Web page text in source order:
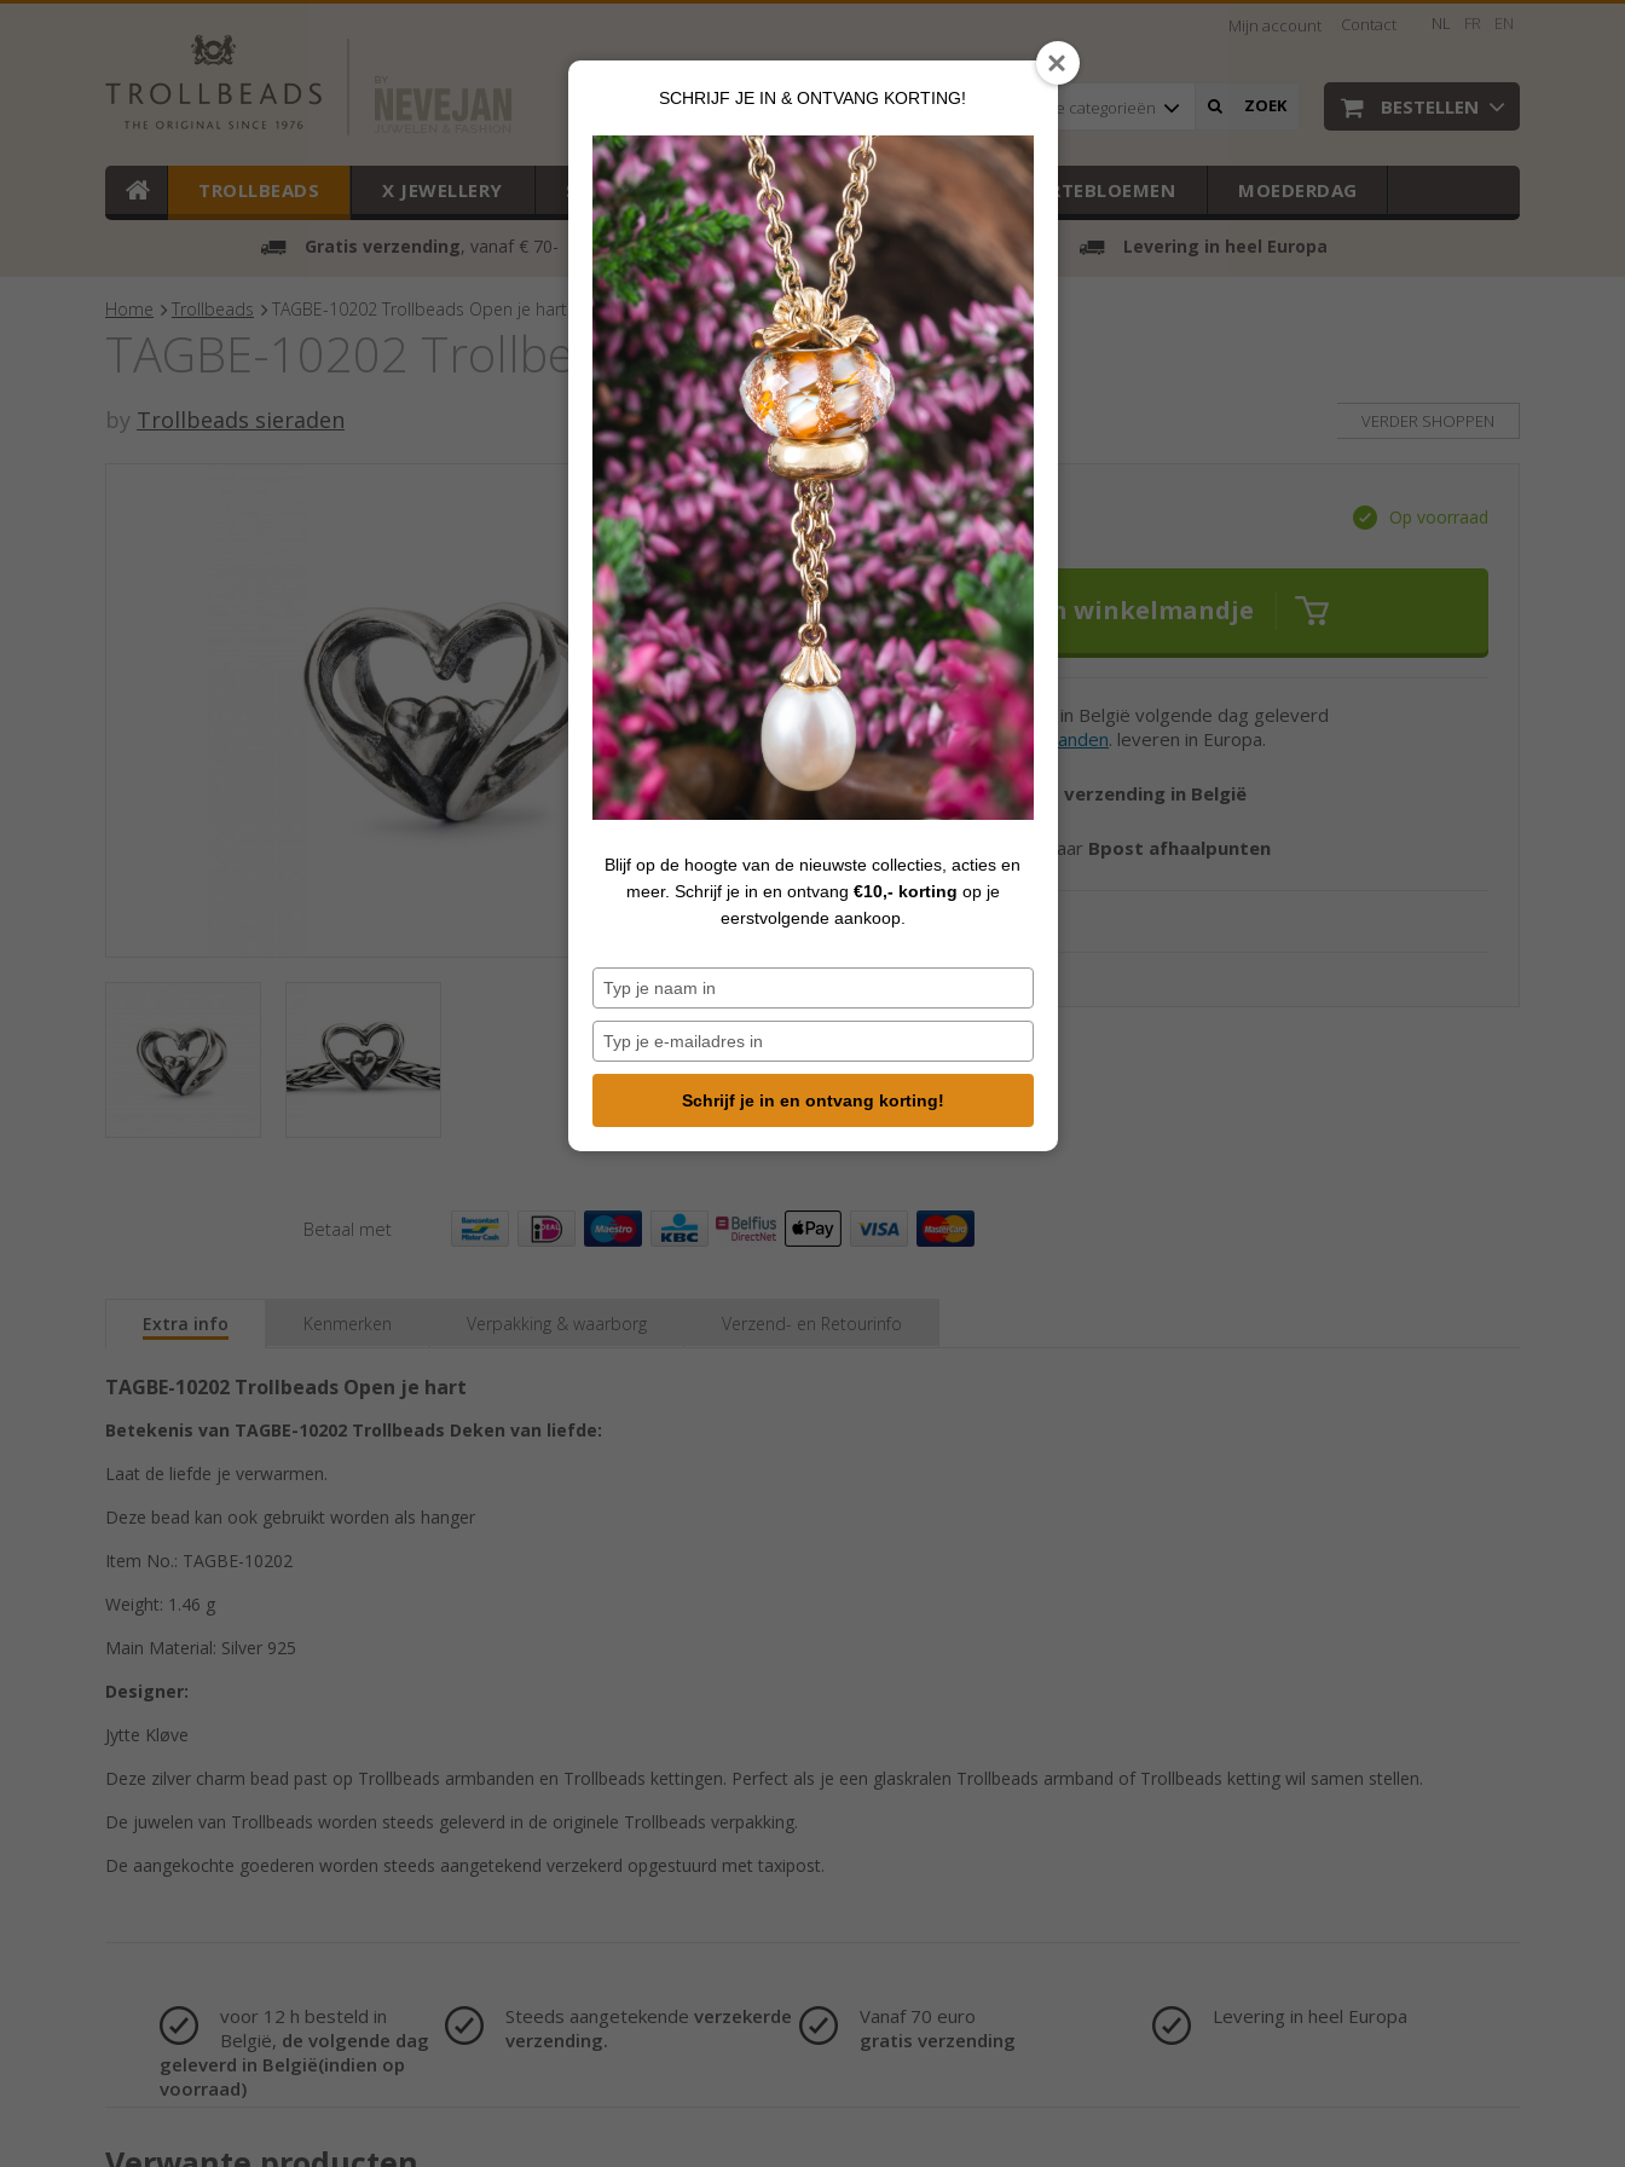
SCHRIJF JE IN & ONTVANG KORTING!
Blijf op de hoogte van de nieuwste collecties, acties en
meer. Schrijf je in en ontvang €10,- korting op je
eerstvolgende aankoop.
je
in
je
mailadres
Schrijf je in en ontvang korting!
Mijn account Contact NL FR EN
Alle categorieën ZOEK BESTELLEN
TROLLBEADS X JEWELLERY SALE NIEUW CADEAUBON GEBOORTEBLOEMEN MOEDERDAG
Gratis verzending, vanaf € 70- voor 12 u besteldklik hier* Levering in heel Europa
Home Trollbeads TAGBE-10202 Trollbeads Open je hart
TAGBE-10202 Trollbeads Open je hart
by Trollbeads sieraden VERDER SHOPPEN
€39,00 Op voorraad
Voor 12h besteld in België volgende dag geleverd
Levertijd andere landen. leveren in Europa.
Vanaf €70, gratis verzending in België
Ook verzending naar Bpost afhaalpunten
Betaal met
Extra info Kenmerken Verpakking & waarborg Verzend- en Retourinfo
TAGBE-10202 Trollbeads Open je hart
Betekenis van TAGBE-10202 Trollbeads Deken van liefde:
Laat de liefde je verwarmen.
Deze bead kan ook gebruikt worden als hanger
Item No.: TAGBE-10202
Weight: 1.46 g
Main Material: Silver 925
Designer:
Jytte Kløve
Deze zilver charm bead past op Trollbeads armbanden en Trollbeads kettingen. Perfect als je een glaskralen Trollbeads armband of Trollbeads ketting wil samen stellen.
De juwelen van Trollbeads worden steeds geleverd in de originele Trollbeads verpakking.
De aangekochte goederen worden steeds aangetekend verzekerd opgestuurd met taxipost.
voor 12 h besteld in
België, de volgende dag
geleverd in België(indien op
voorraad)
Steeds aangetekendeverzekerde
verzending.
Vanaf 70 euro
gratis verzending
Levering in heel Europa